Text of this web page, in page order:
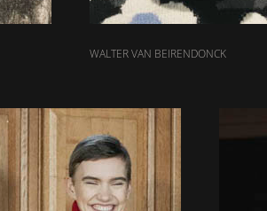
WALTER VAN BEIRENDONCK